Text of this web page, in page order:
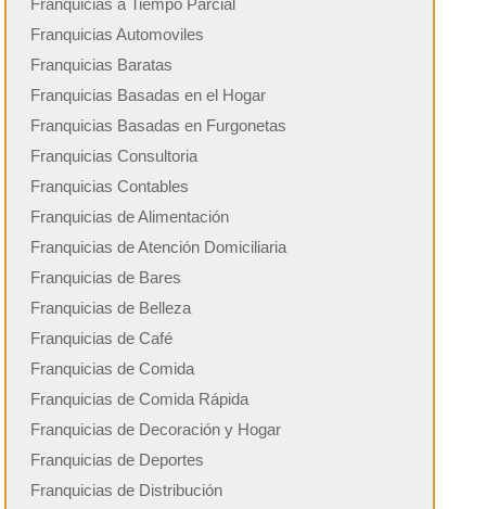
Franquicias Automoviles
Franquicias Baratas
Franquicias Basadas en el Hogar
Franquicias Basadas en Furgonetas
Franquicias Consultoria
Franquicias Contables
Franquicias de Alimentación
Franquicias de Atención Domiciliaria
Franquicias de Bares
Franquicias de Belleza
Franquicias de Café
Franquicias de Comida
Franquicias de Comida Rápida
Franquicias de Decoración y Hogar
Franquicias de Deportes
Franquicias de Distribución